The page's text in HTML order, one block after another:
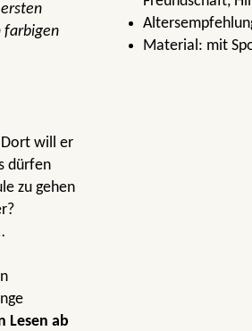
farbigen
will er
dürfen
zu gehen
Lesen ab
Material: mit